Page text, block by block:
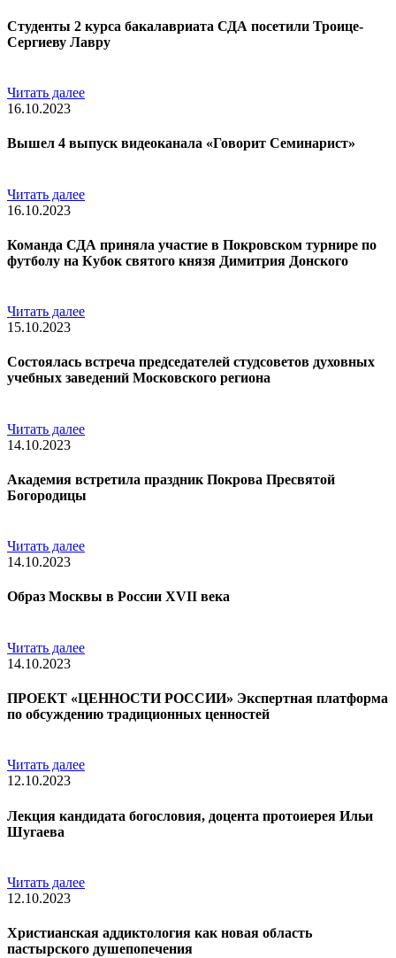
Студенты 2 курса бакалавриата СДА посетили Троице-
Сергиеву Лавру
Читать далее
16.10.2023
Вышел 4 выпуск видеоканала «Говорит Семинарист»
Читать далее
16.10.2023
Команда СДА приняла участие в Покровском турнире по
футболу на Кубок святого князя Димитрия Донского
Читать далее
15.10.2023
Состоялась встреча председателей студсоветов духовных
учебных заведений Московского региона
Читать далее
14.10.2023
Академия встретила праздник Покрова Пресвятой
Богородицы
Читать далее
14.10.2023
Образ Москвы в России XVII века
Читать далее
14.10.2023
ПРОЕКТ «ЦЕННОСТИ РОССИИ» Экспертная платформа
по обсуждению традиционных ценностей
Читать далее
12.10.2023
Лекция кандидата богословия, доцента протоиерея Ильи
Шугаева
Читать далее
12.10.2023
Христианская аддиктология как новая область
пастырского душепопечения